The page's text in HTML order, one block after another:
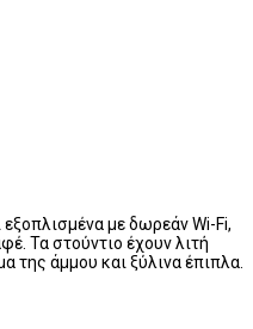
με δωρεάν Wi-Fi,
Τα στούντιο έχουν λιτή
άμμου και ξύλινα έπιπλα.